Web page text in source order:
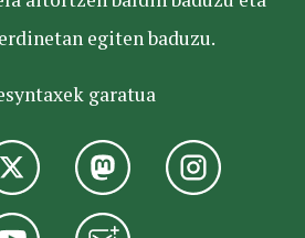
egiten baduzu.
garatua